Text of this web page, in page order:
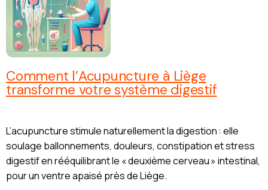
Comment l’Acupuncture à Liège
transforme votre système digestif
L’acupuncture stimule naturellement la digestion : elle
soulage ballonnements, douleurs, constipation et stress
digestif en rééquilibrant le « deuxième cerveau » intestinal,
pour un ventre apaisé près de Liège.